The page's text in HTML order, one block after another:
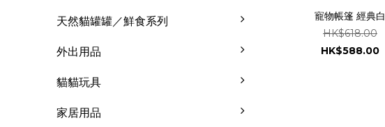
天然貓罐罐／鮮食系列
外出用品
貓貓玩具
家居用品
寵物帳篷 經典白
HK$618.00
HK$588.00